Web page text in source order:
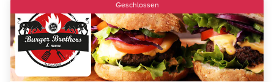
Geschlossen